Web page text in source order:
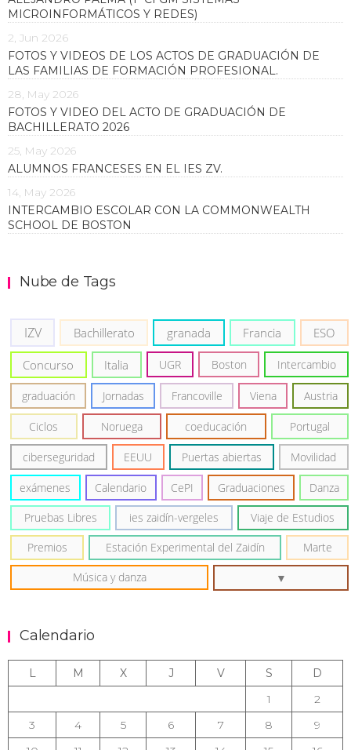
MICROINFORMÁTICOS Y REDES)
2, Jun 2026
FOTOS Y VIDEOS DE LOS ACTOS DE GRADUACIÓN DE
LAS FAMILIAS DE FORMACIÓN PROFESIONAL.
28, May 2026
FOTOS Y VIDEO DEL ACTO DE GRADUACIÓN DE
BACHILLERATO 2026
25, May 2026
ALUMNOS FRANCESES EN EL IES ZV.
14, May 2026
INTERCAMBIO ESCOLAR CON LA COMMONWEALTH
SCHOOL DE BOSTON
Nube de Tags
IZV Bachillerato granada Francia ESO
Concurso Italia UGR Boston Intercambio
graduación Jornadas Francoville Viena Austria
Ciclos Noruega coeducación Portugal
ciberseguridad EEUU Puertas abiertas Movilidad
exámenes Calendario CePI Graduaciones Danza
Pruebas Libres ies zaidín-vergeles Viaje de Estudios
Premios Estación Experimental del Zaidín Marte
Música y danza
Calendario
L M X J V S
D
1
2
3
4 5 6 7 8
9